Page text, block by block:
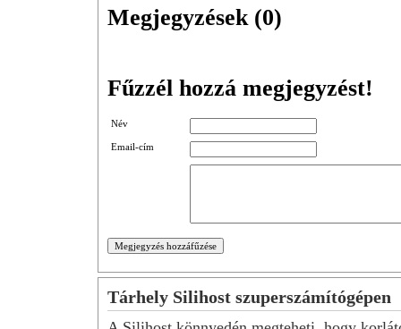
Megjegyzések (0)
Fűzzél hozzá megjegyzést!
Név
Email-cím
Tárhely Silihost szuperszámítógépen